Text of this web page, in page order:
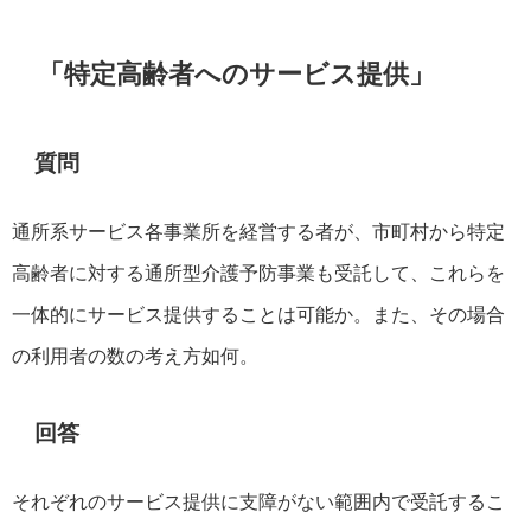
「特定高齢者へのサービス提供」
質問
通所系サービス各事業所を経営する者が、市町村から特定
高齢者に対する通所型介護予防事業も受託して、これらを
一体的にサービス提供することは可能か。また、その場合
の利用者の数の考え方如何。
回答
それぞれのサービス提供に支障がない範囲内で受託するこ